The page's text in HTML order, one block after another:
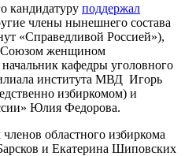
кандидатуру поддержал
члены нынешнего состава
«Справедливой Россией»),
Союзом женщином
кафедры уголовного
института МВД Игорь
избиркомом) и
Юлия Федорова.
областного избиркома
и Екатерина Шиповских